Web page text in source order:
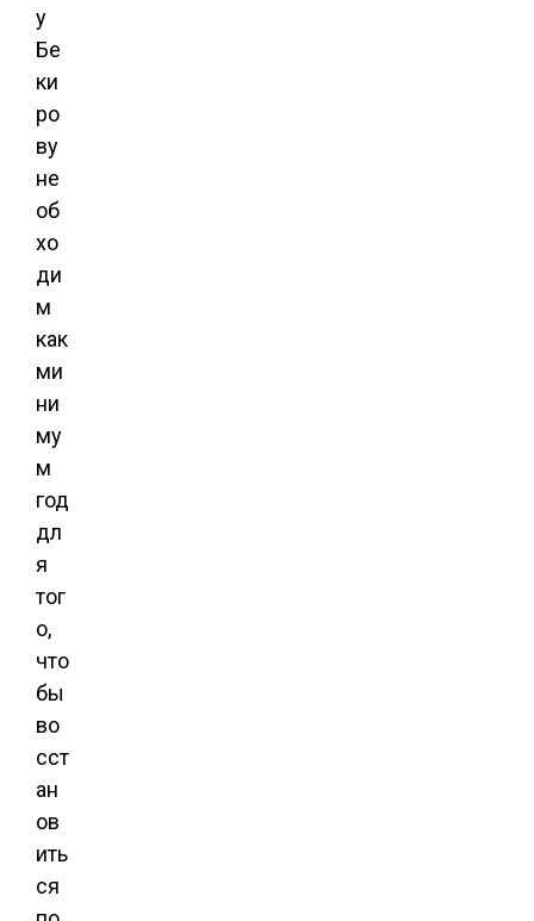
у
Бе
ки
ро
ву
не
об
хо
ди
м
как
ми
ни
му
м
год
дл
я
тог
о,
что
бы
во
сст
ан
ов
ить
ся